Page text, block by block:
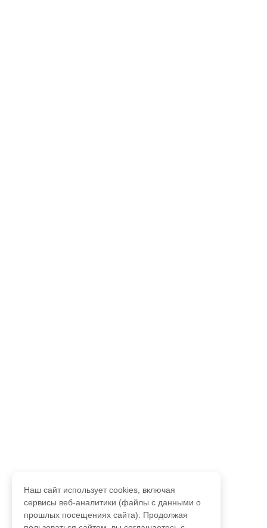
Наш сайт использует cookies, включая
сервисы веб-аналитики (файлы с данными о
прошлых посещениях сайта). Продолжая